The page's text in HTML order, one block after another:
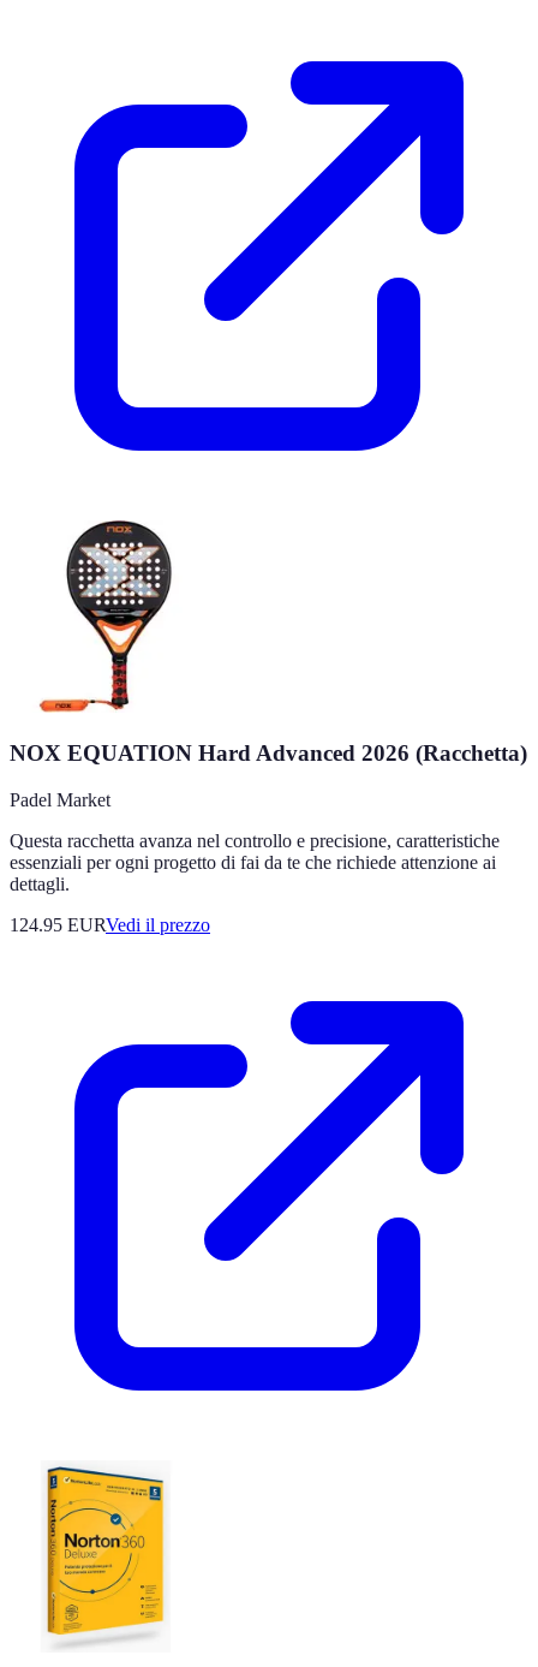
NOX EQUATION Hard Advanced 2026 (Racchetta)
Padel Market
Questa racchetta avanza nel controllo e precisione, caratteristiche
essenziali per ogni progetto di fai da te che richiede attenzione ai
dettagli.
124.95 EURVedi il prezzo